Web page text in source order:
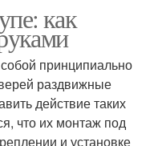
как
принципиально
раздвижные
действие таких
что их монтаж под
и установке